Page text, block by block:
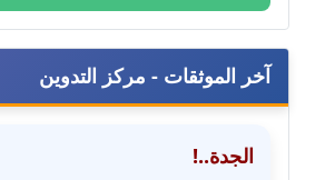
مدونة زينات مطاوع
آخر الموثقات - مركز التدوين
الجدة..!